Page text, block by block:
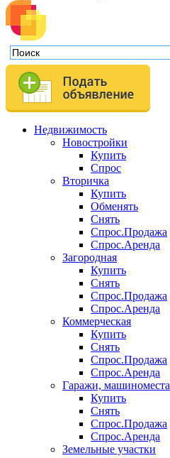
Недвижимость
Новостройки
Купить
Спрос
Вторичка
Купить
Обменять
Снять
Спрос.Продажа
Спрос.Аренда
Загородная
Купить
Снять
Спрос.Продажа
Спрос.Аренда
Коммерческая
Купить
Снять
Спрос.Продажа
Спрос.Аренда
Гаражи, машиноместа
Купить
Снять
Спрос.Продажа
Спрос.Аренда
Земельные участки